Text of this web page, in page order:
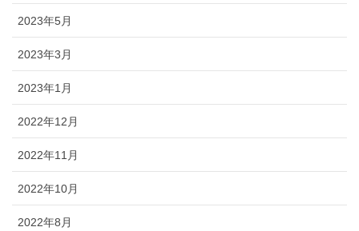
2023年5月
2023年3月
2023年1月
2022年12月
2022年11月
2022年10月
2022年8月